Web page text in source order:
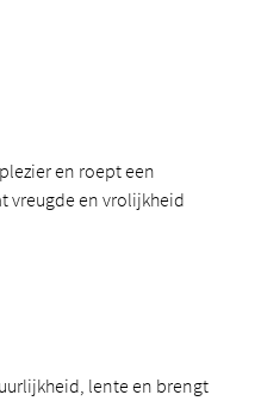
en roept een
vreugde en vrolijkheid
lente en brengt